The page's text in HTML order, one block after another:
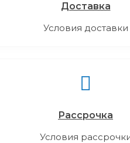
Доставка
Условия доставки
Рассрочка
Условия